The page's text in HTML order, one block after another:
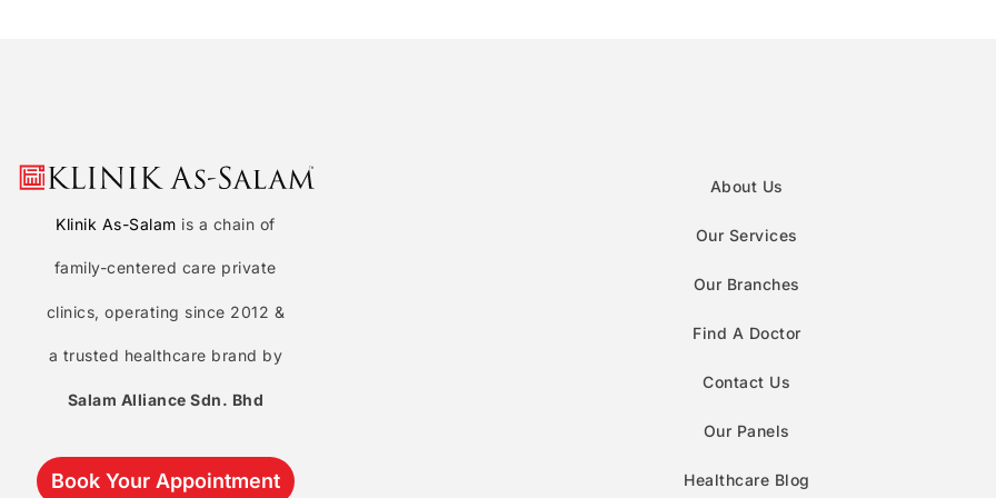
Klinik As-Salam is a chain of
family-centered care private
clinics, operating since 2012 &
a trusted healthcare brand by
Salam Alliance Sdn. Bhd
Book Your Appointment
About Us
Our Services
Our Branches
Find A Doctor
Contact Us
Our Panels
Healthcare Blog